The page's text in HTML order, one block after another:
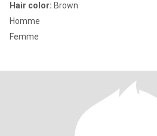
Hair color: Brown
Homme
Femme